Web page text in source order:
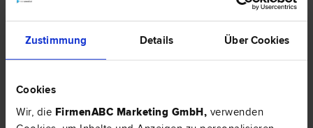
Zustimmung Details Über Cookies
Cookies
Wir, die FirmenABC Marketing GmbH, verwenden